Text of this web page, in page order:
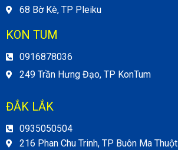
68 Bờ Kè, TP Pleiku
KON TUM
0916878036
249 Trần Hưng Đạo, TP KonTum
ĐẮK LẮK
0935050504
216 Phan Chu Trinh, TP Buôn Ma Thuột